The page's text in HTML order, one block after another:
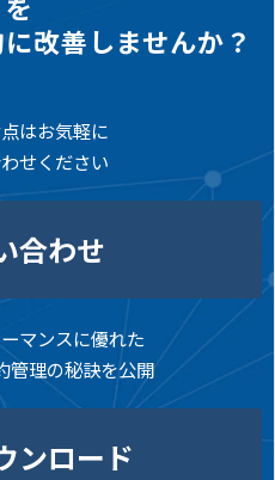
改善しませんか？
はお気軽に
せください
合わせ
マンスに優れた
管理の秘訣を公開
ンロード